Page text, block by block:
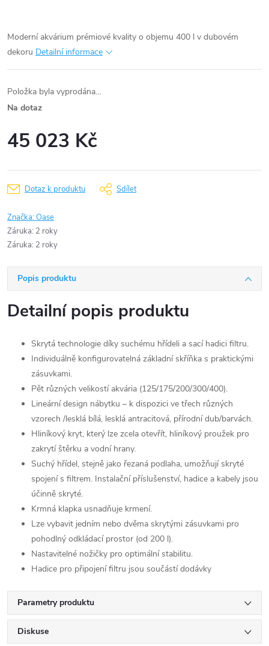
Moderní akvárium prémiové kvality o objemu 400 l v dubovém
dekoru Detailní informace
Položka byla vyprodána…
Na dotaz
45 023 Kč
cena:
Dotaz k produktu Sdílet
Značka:Oase
Záruka: 2 roky
Záruka: 2 roky
Popis produktu
Detailní popis produktu
Skrytá technologie díky suchému hřídeli a sací hadici filtru.
Individuálně konfigurovatelná základní skříňka s praktickými
zásuvkami.
Pět různých velikostí akvária (125/175/200/­300/400).
Lineární design nábytku – k dispozici ve třech různých
vzorech /lesklá bílá, lesklá antracitová, přírodní dub/barvách.
Hliníkový kryt, který lze zcela otevřít, hliníkový proužek pro
zakrytí štěrku a vodní hrany.
Suchý hřídel, stejně jako řezaná podlaha, umožňují skryté
spojení s filtrem. Instalační příslušenství, hadice a kabely jsou
účinně skryté.
Krmná klapka usnadňuje krmení.
Lze vybavit jedním nebo dvěma skrytými zásuvkami pro
pohodlný odkládací prostor (od 200 l).
Nastavitelné nožičky pro optimální stabilitu.
Hadice pro připojení filtru jsou součástí dodávky
Parametry produktu
Diskuse